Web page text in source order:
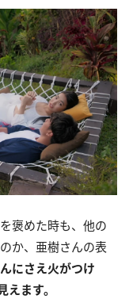
褒めた時も、他の
か、亜樹さんの表
にさえ火がつけ
ます。